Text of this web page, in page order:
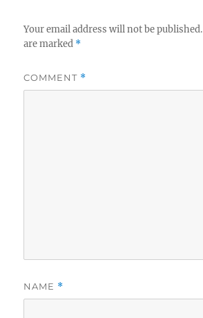
Your email address will not be published.
are marked *
COMMENT *
NAME *